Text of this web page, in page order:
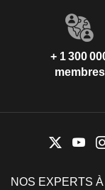
+ 1 300
membres
NOS EXPERTS